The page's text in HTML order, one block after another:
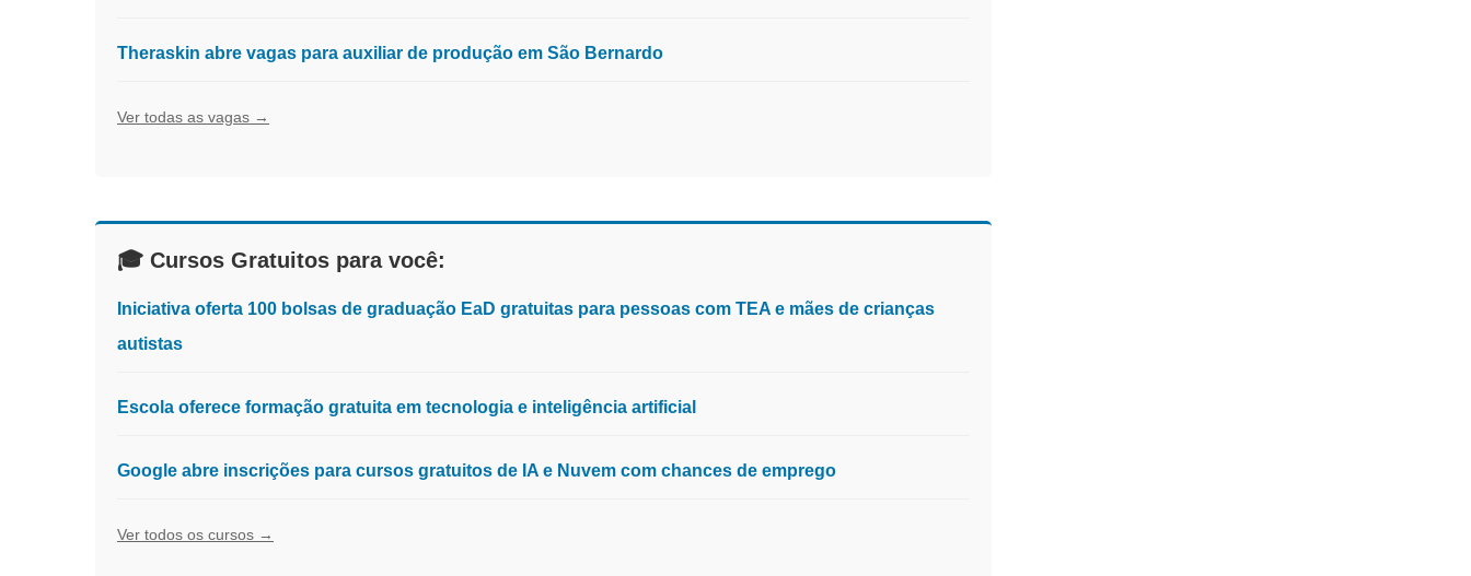
Theraskin abre vagas para auxiliar de produção em São Bernardo
Ver todas as vagas →
🎓 Cursos Gratuitos para você:
Iniciativa oferta 100 bolsas de graduação EaD gratuitas para pessoas com TEA e mães de crianças
autistas
Escola oferece formação gratuita em tecnologia e inteligência artificial
Google abre inscrições para cursos gratuitos de IA e Nuvem com chances de emprego
Ver todos os cursos →